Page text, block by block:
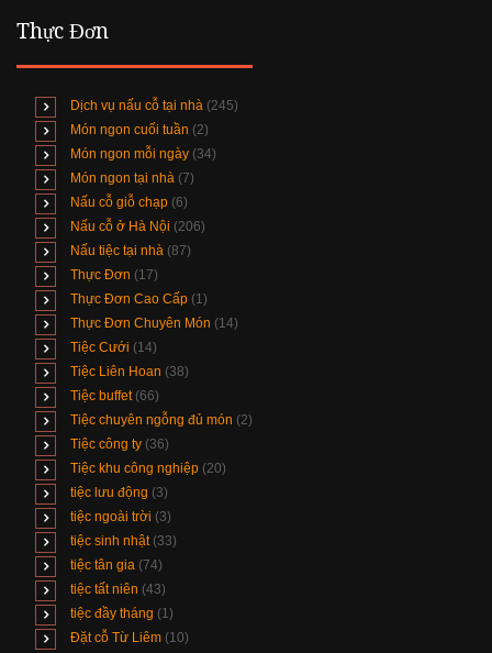
Thực Đơn
Dịch vụ nấu cỗ tại nhà (245)
Món ngon cuối tuần (2)
Món ngon mỗi ngày (34)
Món ngon tại nhà (7)
Nấu cỗ giỗ chạp (6)
Nấu cỗ ở Hà Nội (206)
Nấu tiệc tại nhà (87)
Thực Đơn (17)
Thực Đơn Cao Cấp (1)
Thực Đơn Chuyên Món (14)
Tiệc Cưới (14)
Tiệc Liên Hoan (38)
Tiệc buffet (66)
Tiệc chuyên ngỗng đủ món (2)
Tiệc công ty (36)
Tiệc khu công nghiệp (20)
tiệc lưu động (3)
tiệc ngoài trời (3)
tiệc sinh nhật (33)
tiệc tân gia (74)
tiệc tất niên (43)
tiệc đầy tháng (1)
Đặt cỗ Từ Liêm (10)